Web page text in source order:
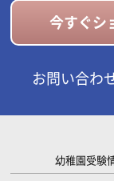
今すぐシ
お問い合わ
幼稚園受験